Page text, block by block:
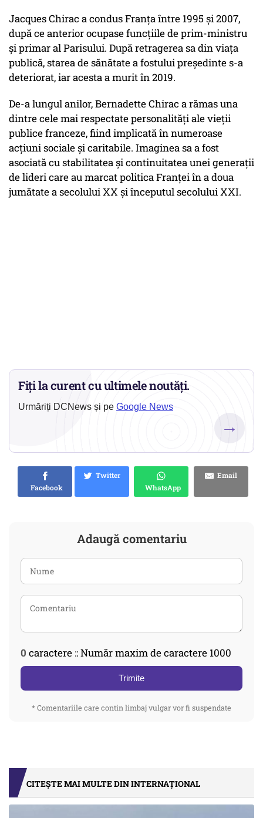
Jacques Chirac a condus Franța între 1995 și 2007,
după ce anterior ocupase funcțiile de prim-ministru
și primar al Parisului. După retragerea sa din viața
publică, starea de sănătate a fostului președinte s-a
deteriorat, iar acesta a murit în 2019.
De-a lungul anilor, Bernadette Chirac a rămas una
dintre cele mai respectate personalități ale vieții
publice franceze, fiind implicată în numeroase
acțiuni sociale și caritabile. Imaginea sa a fost
asociată cu stabilitatea și continuitatea unei generații
de lideri care au marcat politica Franței în a doua
jumătate a secolului XX și începutul secolului XXI.
Fiți la curent cu ultimele noutăți.
Urmăriți DCNews și pe Google News
→
Facebook
Twitter
WhatsApp
Email
Adaugă comentariu
0 caractere :: Număr maxim de caractere 1000
Trimite
* Comentariile care contin limbaj vulgar vor fi suspendate
CITEȘTE MAI MULTE DIN INTERNAȚIONAL